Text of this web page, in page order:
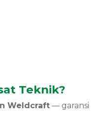
Teknik?
Weldcraft — garansi